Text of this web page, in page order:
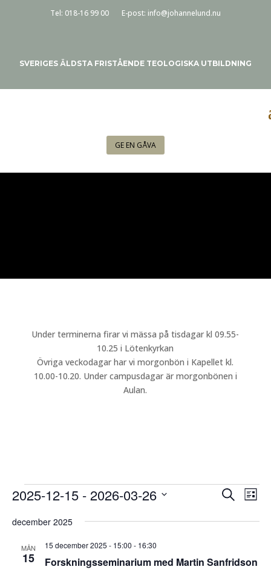
Tel: 018-16 99 00 E-post: info@johannelund.nu
SVERIGES ÄLDSTA FRISTÅENDE TEOLOGISKA UTBILDNING
GE EN GÅVA
Under terminerna firar vi mässa på tisdagar kl 09.55-
10.25 i Lötenkyrkan
Övriga veckodagar har vi morgonbön i Kapellet kl.
10.00-10.20. Under campusdagar är morgonbönen i
Aulan.
Evenemang
and
Sök Lista
2025-12-15 - 2026-03-26
datum.
december 2025
MÅN
15 Forskningsseminarium med Martin Sanfridson
15 december 2025 - 15:00 - 16:30